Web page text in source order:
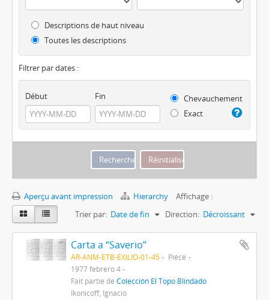
Descriptions de haut niveau
Toutes les descriptions
Filtrer par dates :
Début Fin
Chevauchement
Exact
Aperçu avant impression Hierarchy
Affichage :
Trier par: Date de fin Direction: Décroissant
Carta a “Saverio”
AR-ANM-ETB-EXILIO-01-45
Pièce
1977 febrero 4
Fait partie de Colección El Topo Blindado
Ikonicoff, Ignacio